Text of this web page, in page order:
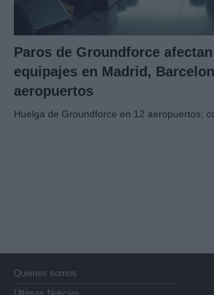
Paros de Groundforce
equipajes en Madrid,
aeropuertos
Huelga de Groundforce en 12 aeropuertos;
Quienes somos